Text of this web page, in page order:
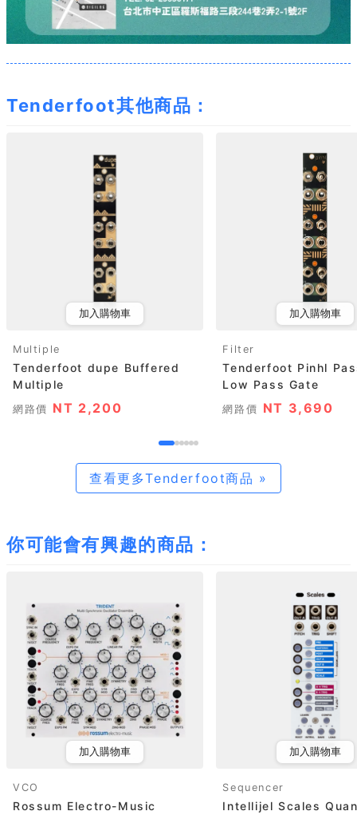
Tenderfoot其他商品：
加入購物車
Multiple
Tenderfoot dupe Buffered
Multiple
網路價 NT 2,200
加入購物車
Filter
Tenderfoot Pinhl
Low Pass Gate
網路價 NT 3,690
查看更多Tenderfoot商品 »
你可能會有興趣的商品：
加入購物車
VCO
Rossum Electro-Music
加入購物車
Sequencer
Intellijel Scales